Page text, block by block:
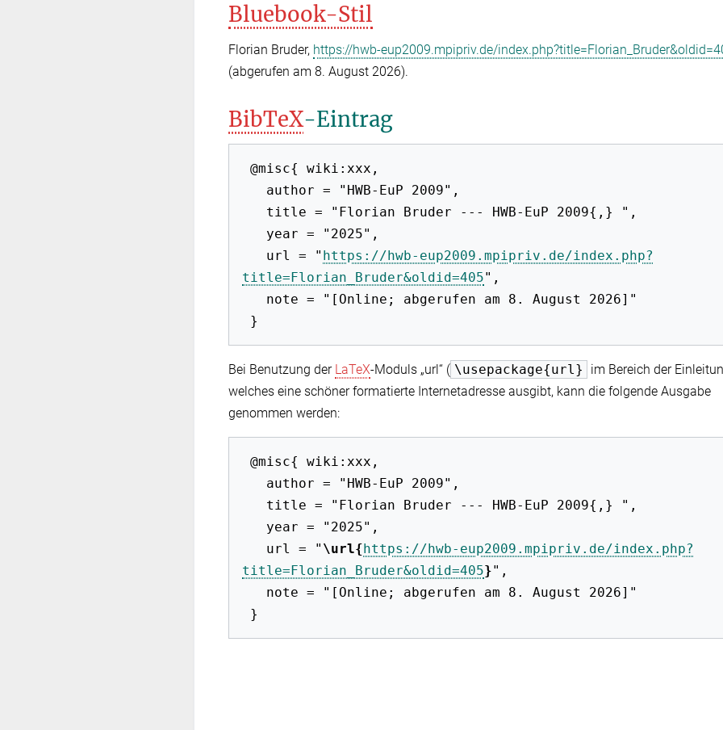
Bluebook-Stil
Florian Bruder, https://hwb-eup2009.mpipriv.de/
(abgerufen am 8. August 2026).
BibTeX-Eintrag
   url = "
https://hwb-eup2009.mpipriv.de/index.php?
title=Florian_Bruder&oldid=405",
Bei Benutzung der LaTeX-Moduls „url“ ( \usepackage{url}
im Bereich der
welches eine schöner formatierte Internetadresse ausgibt, kann die folgende Ausgabe
genommen werden:
   url = "
\url{https://hwb-eup2009.mpipriv.de/index.php?
title=Florian_Bruder&oldid=405}",